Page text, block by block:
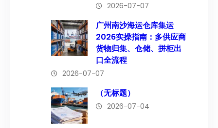
2026-07-07
广州南沙海运仓库集运
2026实操指南：多供应商
货物归集、仓储、拼柜出
口全流程
2026-07-07
（无标题）
2026-07-04